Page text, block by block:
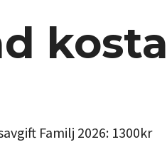
Familj 2026: 1300kr